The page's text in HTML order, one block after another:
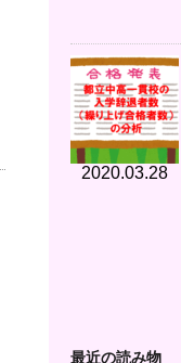
2020.03.28
最近の読み物